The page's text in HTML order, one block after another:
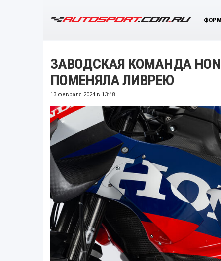
ЗАВОДСКАЯ КОМАНДА
ПОМЕНЯЛА ЛИВРЕЮ
13 февраля 2024 в 13:48